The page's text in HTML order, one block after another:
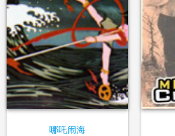
哪吒闹海